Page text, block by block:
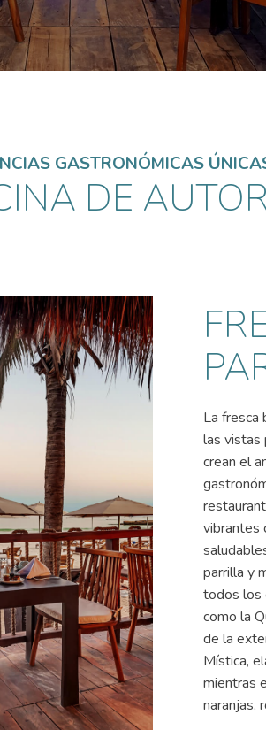
GASTRONÓMICAS
DE
La fresca
las vistas
crean el
vibrantes
parrilla y
todos los
como la
de la
Mística,
mientras
naranjas,